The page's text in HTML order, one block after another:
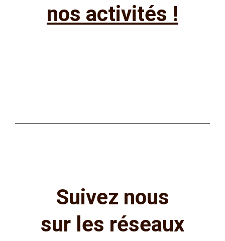
nos activités !
Suivez nous
sur les réseaux